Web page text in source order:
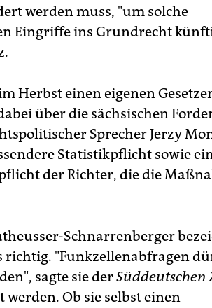
werden muss, "um solche
Eingriffe ins Grundrecht
Herbst einen eigenen
über die sächsischen
Sprecher Jerzy
Statistikpflicht sowie
der Richter, die die
Schnarrenberger
richtig. "Funkzellenabfragen
sagte sie derSüddeutschen
Ob sie selbst einen